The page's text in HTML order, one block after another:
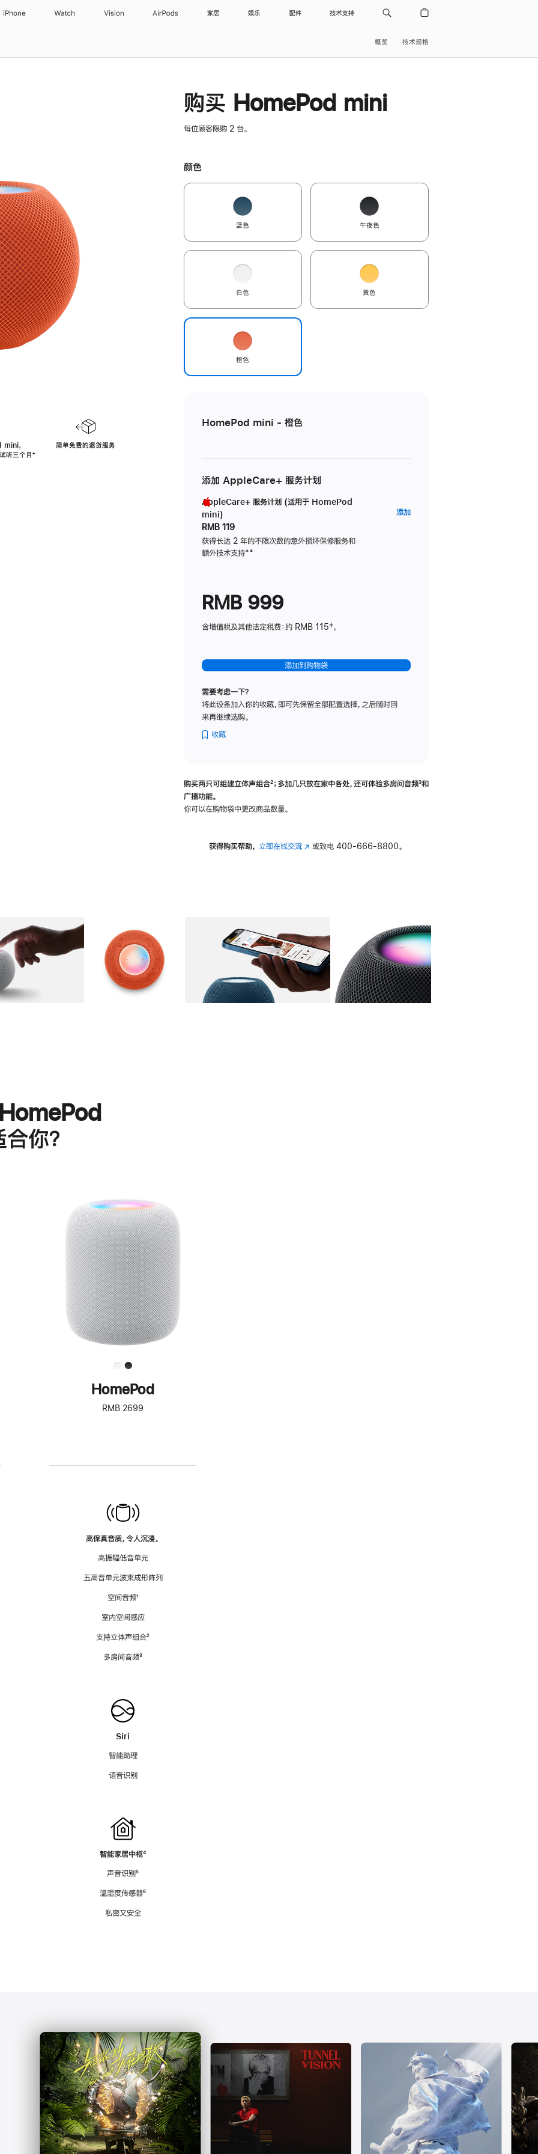
iPhone Watch Vision AirPods 家居 娱乐 配件 技术支持
概览 技术规格
，
听三个月脚
⁺
简单免费的退货服务
购买 HomePod mini
每位顾客限购 2 台。
颜色
蓝色 午夜色
白色 黄色
橙色
HomePod mini - 橙色
添加 AppleCare+ 服务计划
AppleCare+ 服务计划 (适用于 HomePod
mini)
RMB 119
获得长达 2 年的不限次数的意外损坏保修服务和
额外技术支持脚
**
添加AppleCare+
RMB 999
含增值税及其他法定税费：约 RMB 115‡。
添加到购物袋
需要考虑一下？
将此设备加入你的收藏，即可先保留全部配置选择，之后随时回
来再继续选购。
收藏
购买两只可组建立体声组合脚
²；多加几只放在家中各处，还可体验多‍房‍间音频脚
³和
广播功能。
你可以在购物袋中更改商品数量。
获得购买帮助， 立即在线交流(在 或致电 400-666-8800。
图库 图像 图库 图像 图库 图像 4 图库 图像 5
你？
进
一
步
了
解
HomePod<
HomePod
RMB 2699
高保真音质，令人沉浸。
高振幅低音单元
五高音单元波束成形阵列
空间音频脚
¹
室内空间感应
支持立体声组合脚
²
多房间音频脚
³
Siri
智能助理
语音识别
智能家居中枢脚
⁴
声音识别脚
⁵
温湿度传感器脚
⁶
私密又安全